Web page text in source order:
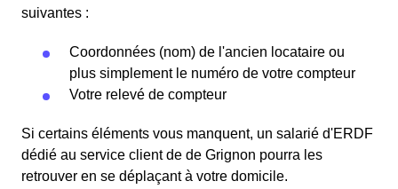
suivantes :
Coordonnées (nom) de l'ancien locataire ou
plus simplement le numéro de votre compteur
Votre relevé de compteur
Si certains éléments vous manquent, un salarié d'ERDF
dédié au service client de de Grignon pourra les
retrouver en se déplaçant à votre domicile.